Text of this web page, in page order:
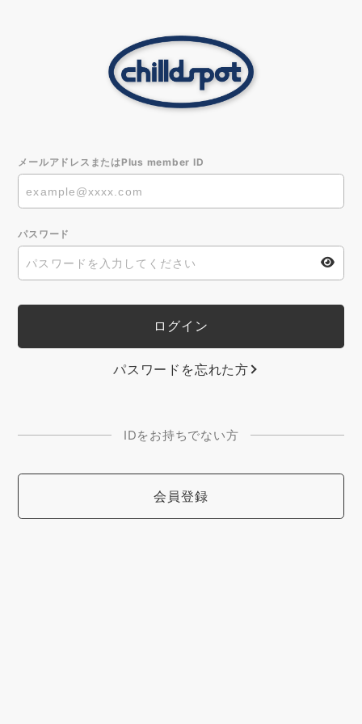
メールアドレスまたはPlus member ID
パスワード
パスワードを忘れた方
IDをお持ちでない方
会員登録